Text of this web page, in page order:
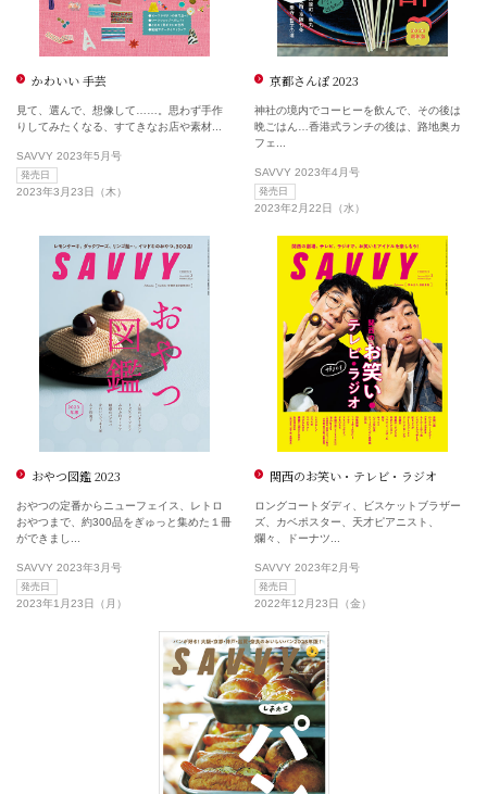
かわいい 手芸
見て、選んで、想像して……。思わず手作
りしてみたくなる、すてきなお店や素材...
SAVVY 2023年5月号
発売日
2023年3月23日（木）
京都さんぽ 2023
神社の境内でコーヒーを飲んで、その後は
晩ごはん…香港式ランチの後は、路地奥カ
フェ...
SAVVY 2023年4月号
発売日
2023年2月22日（水）
おやつ図鑑 2023
おやつの定番からニューフェイス、レトロ
おやつまで、約300品をぎゅっと集めた１冊
ができまし...
SAVVY 2023年3月号
発売日
2023年1月23日（月）
関西のお笑い・テレビ・ラジオ
ロングコートダディ、ビスケットブラザー
ズ、カベポスター、天才ピアニスト、
爛々、ドーナツ...
SAVVY 2023年2月号
発売日
2022年12月23日（金）